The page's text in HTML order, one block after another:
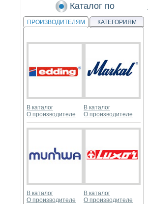
Каталог по
ПРОИЗВОДИТЕЛЯМ КАТЕГОРИЯМ
В каталог
О производителе
В каталог
О производителе
В каталог
О производителе
В каталог
О производителе